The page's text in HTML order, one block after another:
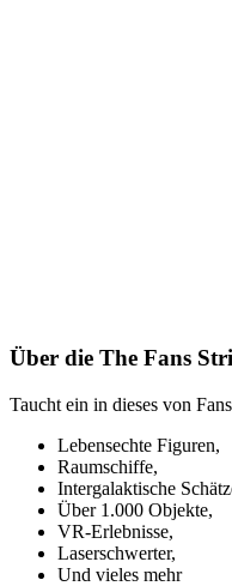
Über die The Fans
Taucht ein in dieses von
Lebensechte Figuren,
Raumschiffe,
Intergalaktische
Über 1.000 Objekte,
VR-Erlebnisse,
Laserschwerter,
Und vieles mehr